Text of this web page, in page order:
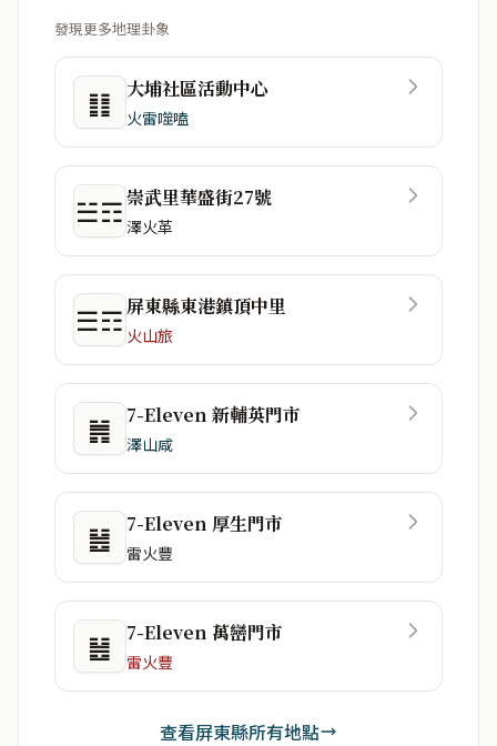
發現更多地理卦象
䷁ 大埔社區活動中心
火雷噬嗑
☱☶崇武里華盛街27號
澤火革
☰☶ 屏東縣東港鎮頂中里
火山旅
䷞ 7-Eleven 新輔英門市
澤山咸
䷶ 7-Eleven 厚生門市
雷火豐
䷶ 7-Eleven 萬巒門市
雷火豐
查看屏東縣所有地點